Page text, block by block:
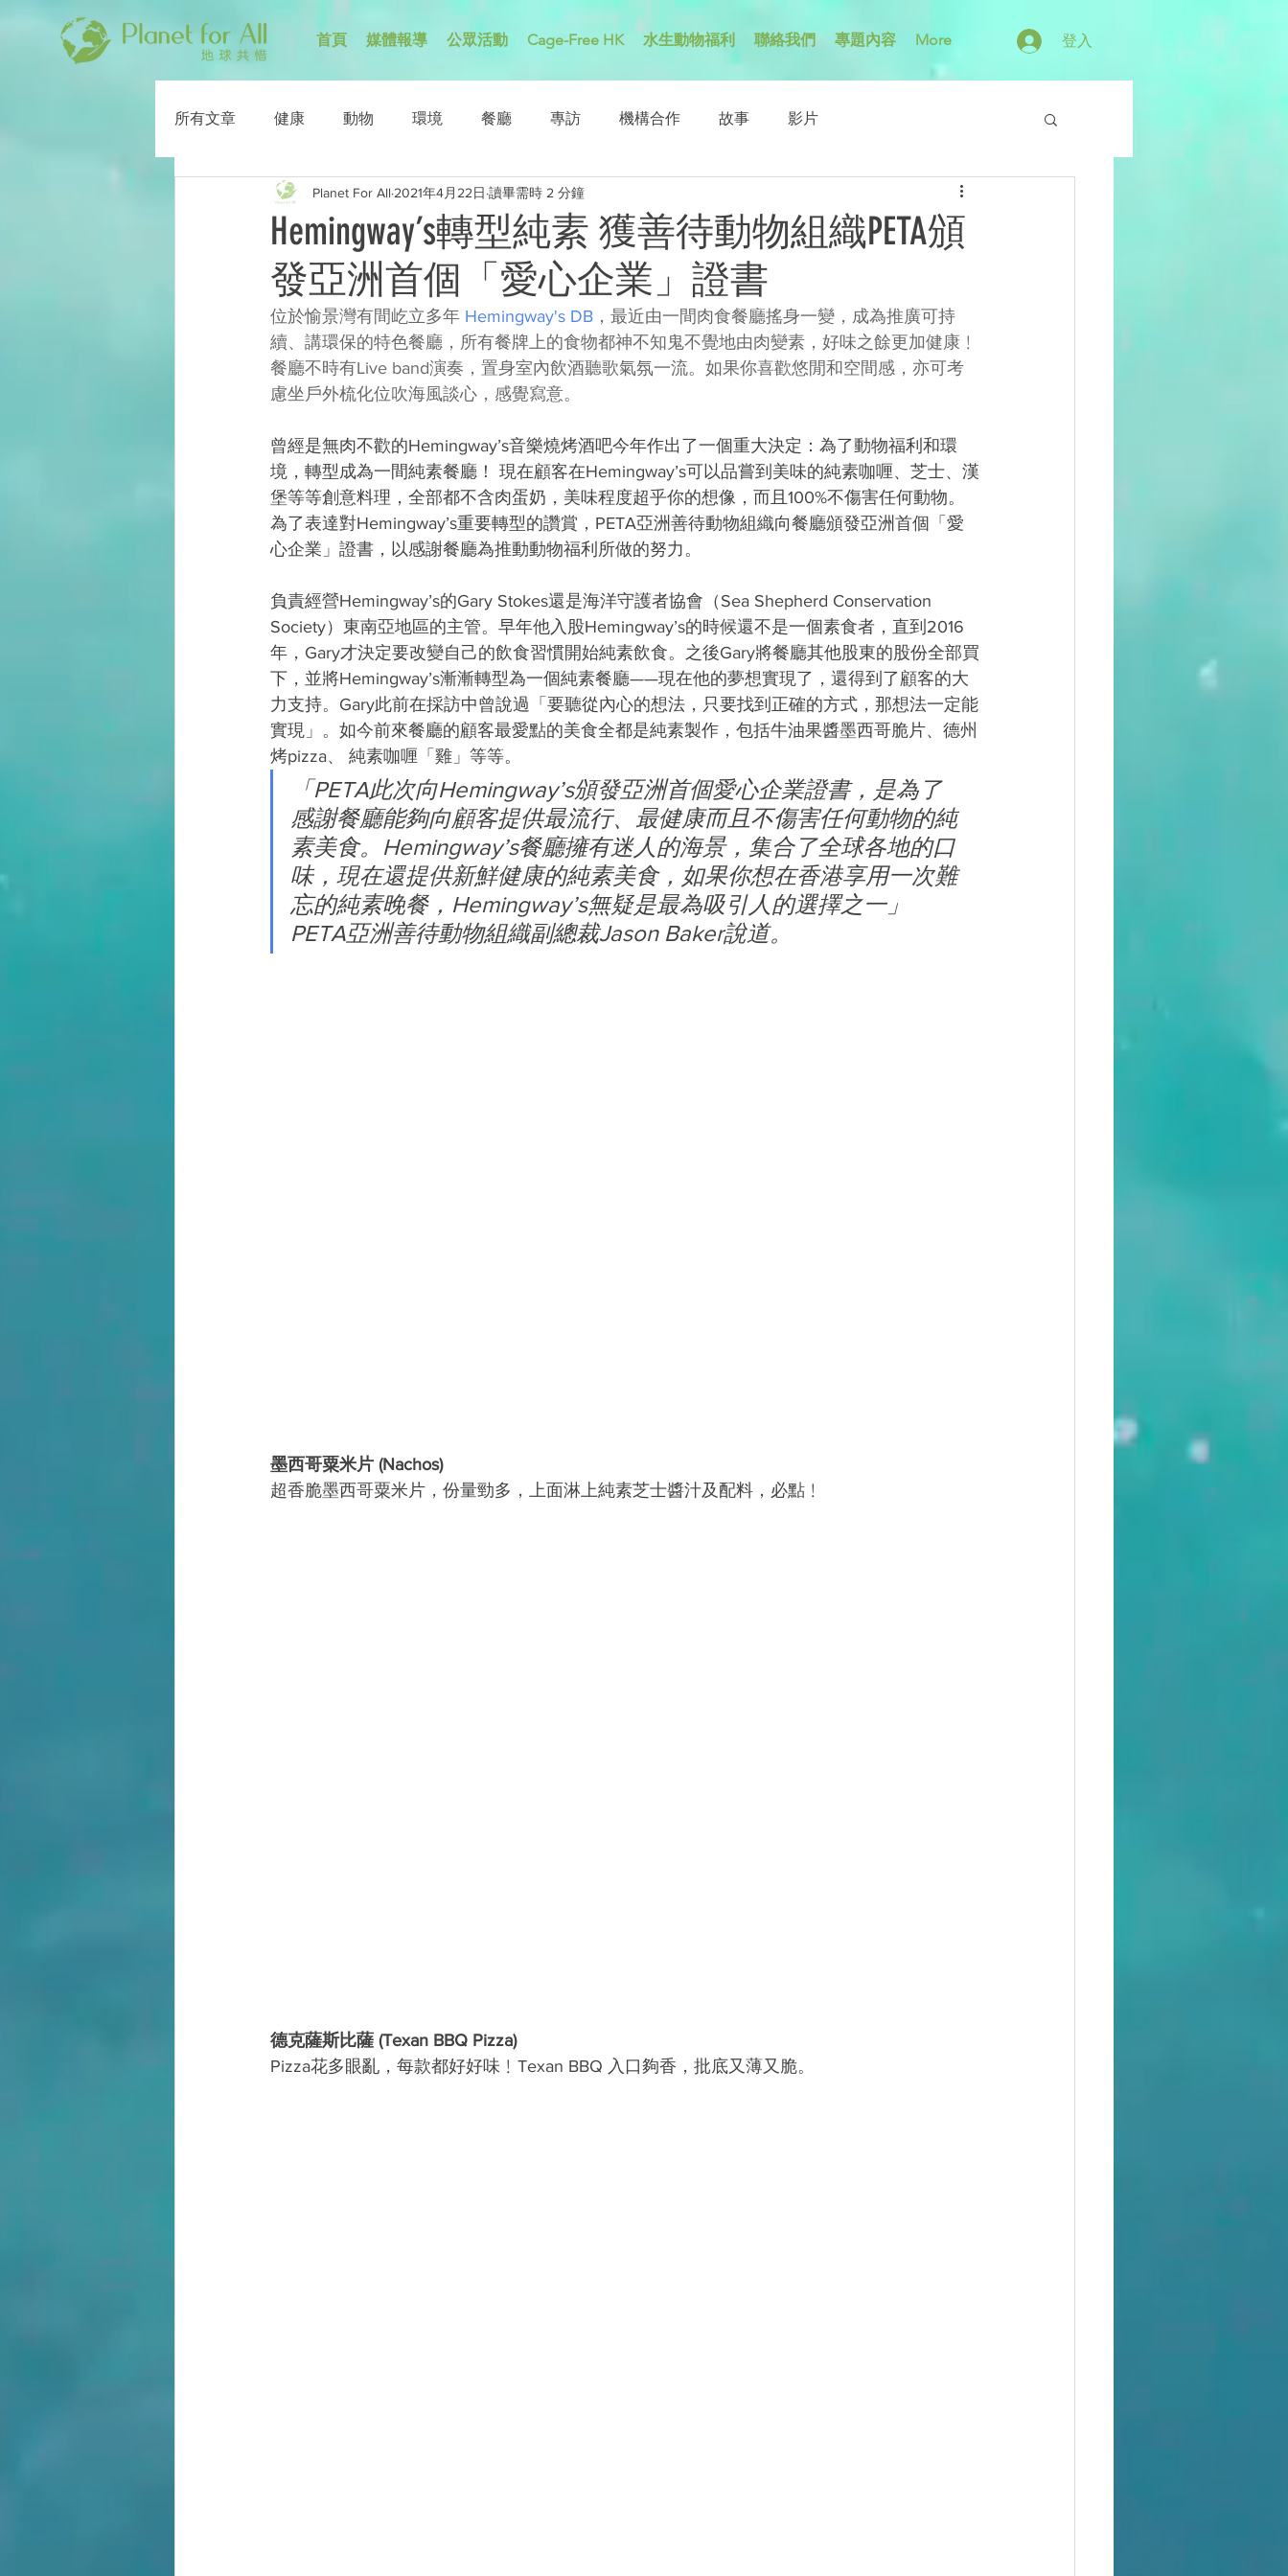
首頁 媒體報導 公眾活動 Cage-Free HK 水生動物福利 聯絡我們 專題內容 More 登入
所有文章 健康 動物 環境 餐廳 專訪 機構合作 故事 影片
Hemingway’s轉型純素 獲善待動物組織PETA頒
發亞洲首個「愛心企業」證書
Planet For All 2021年4月22日 讀畢需時 2 分鐘
位於愉景灣有間屹立多年 Hemingway's DB ，最近由一間肉食餐廳搖身一變，成為推廣可持
續、講環保的特色餐廳，所有餐牌上的食物都神不知鬼不覺地由肉變素，好味之餘更加健康﹗
餐廳不時有Live band演奏，置身室內飲酒聽歌氣氛一流。如果你喜歡悠閒和空間感，亦可考
慮坐戶外梳化位吹海風談心，感覺寫意。
曾經是無肉不歡的Hemingway’s音樂燒烤酒吧今年作出了一個重大決定：為了動物福利和環
境，轉型成為一間純素餐廳！ 現在顧客在Hemingway’s可以品嘗到美味的純素咖喱、芝士、漢
堡等等創意料理，全部都不含肉蛋奶，美味程度超乎你的想像，而且100%不傷害任何動物。
為了表達對Hemingway’s重要轉型的讚賞，PETA亞洲善待動物組織向餐廳頒發亞洲首個「愛
心企業」證書，以感謝餐廳為推動動物福利所做的努力。
負責經營Hemingway’s的Gary Stokes還是海洋守護者協會（Sea Shepherd Conservation
Society）東南亞地區的主管。早年他入股Hemingway’s的時候還不是一個素食者，直到2016
年，Gary才決定要改變自己的飲食習慣開始純素飲食。之後Gary將餐廳其他股東的股份全部買
下，並將Hemingway’s漸漸轉型為一個純素餐廳——現在他的夢想實現了，還得到了顧客的大
力支持。Gary此前在採訪中曾說過「要聽從內心的想法，只要找到正確的方式，那想法一定能
實現」。如今前來餐廳的顧客最愛點的美食全都是純素製作，包括牛油果醬墨西哥脆片、德州
烤pizza、 純素咖喱「雞」等等。
「PETA此次向Hemingway’s頒發亞洲首個愛心企業證書，是為了
感謝餐廳能夠向顧客提供最流行、最健康而且不傷害任何動物的純
素美食。Hemingway’s餐廳擁有迷人的海景，集合了全球各地的口
味，現在還提供新鮮健康的純素美食，如果你想在香港享用一次難
忘的純素晚餐，Hemingway’s無疑是最為吸引人的選擇之一」
PETA亞洲善待動物組織副總裁Jason Baker說道。
墨西哥粟米片 (Nachos)
超香脆墨西哥粟米片，份量勁多，上面淋上純素芝士醬汁及配料，必點﹗
德克薩斯比薩 (Texan BBQ Pizza)
Pizza花多眼亂，每款都好好味﹗Texan BBQ 入口夠香，批底又薄又脆。